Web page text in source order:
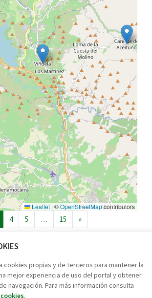
cookies propias y de terceros para mantener la
mejor experiencia de uso del portal y obtener
navegación. Para más información consulta
.
Leaflet | ©OpenStreetMapcontributors
de entradas
4 5 … 15 »
Reto demográfico
Encuentra tu pueblo